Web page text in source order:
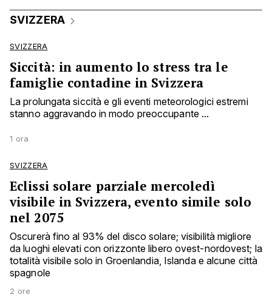
SVIZZERA
SVIZZERA
Siccità: in aumento lo stress tra le
famiglie contadine in Svizzera
La prolungata siccità e gli eventi meteorologici estremi
stanno aggravando in modo preoccupante ...
1 ora
SVIZZERA
Eclissi solare parziale mercoledì
visibile in Svizzera, evento simile solo
nel 2075
Oscurerà fino al 93% del disco solare; visibilità migliore
da luoghi elevati con orizzonte libero ovest-nordovest; la
totalità visibile solo in Groenlandia, Islanda e alcune città
spagnole
2 ore